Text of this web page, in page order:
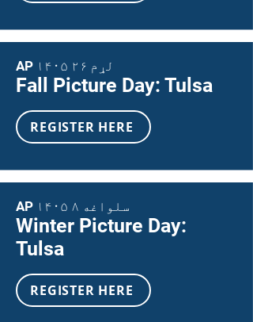
AP ۱۴۰۵ لړم ۲۶
Fall Picture Day: Tulsa
REGISTER HERE
AP ۱۴۰۵ سلواغه ۸
Winter Picture Day:
Tulsa
REGISTER HERE